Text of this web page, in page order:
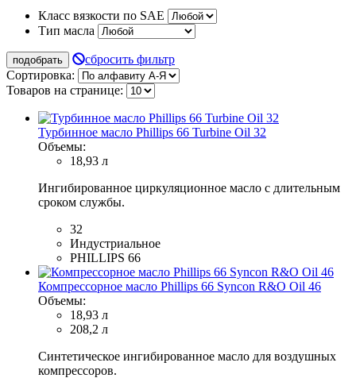
Класс вязкости по SAE
Тип масла
сбросить фильтр
Сортировка:
Товаров на странице:
Турбинное масло Phillips 66 Turbine Oil 32
Объемы:
18,93 л
Ингибированное циркуляционное масло с длительным
сроком службы.
32
Индустриальное
PHILLIPS 66
Компрессорное масло Phillips 66 Syncon R&O Oil 46
Объемы:
18,93 л
208,2 л
Синтетическое ингибированное масло для воздушных
компрессоров.